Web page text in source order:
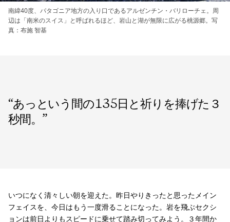
南緯40度、パタゴニア地方の入り口であるアルゼンチン・バリローチェ。周
辺は「南米のスイス」と呼ばれるほど、岩山と湖が無限に広がる桃源郷。写
真：布施 智基
“あっという間の135日と祈りを捧げた３
秒間。 ”
いつになく清々しい朝を迎えた。昨日やりきったと思ったメイン
フェイスを、今日はもう一度滑ることになった。岩を飛ぶセクシ
ョンは前日よりもスピードに乗せて踏み切ってみよう。３年間か